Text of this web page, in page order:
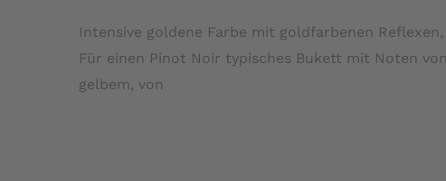
Menge
Intensive goldene Farbe mit goldfarbenen
Für einen Pinot Noir typisches Bukett mit Noten
gelbem, von